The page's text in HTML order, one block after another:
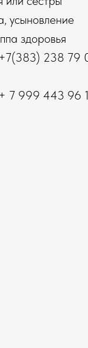
усыновление
здоровья
+7(383) 238
7 999 443 96